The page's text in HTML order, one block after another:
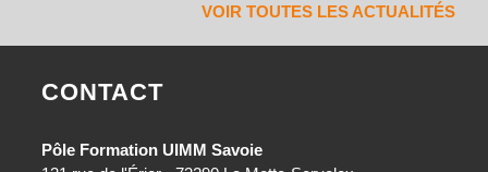
VOIR TOUTES LES ACTUALITÉS
CONTACT
Pôle Formation UIMM Savoie